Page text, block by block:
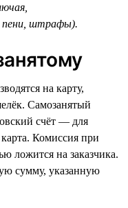
пени, штрафы).
на карту,
Самозанятый
счёт — для
Комиссия при
ложится на заказчика.
сумму, указанную